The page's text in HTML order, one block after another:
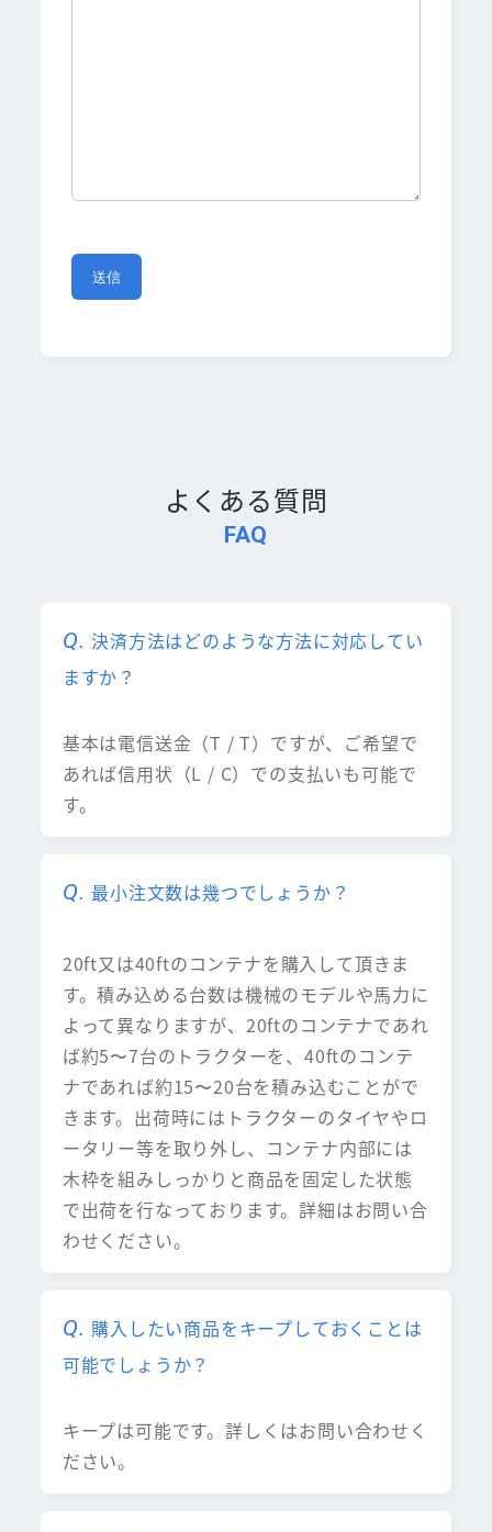
FAQ
よくある質問
決済方法はどのような方法に対応してい
ますか？
基本は電信送金（T / T）ですが、ご希望で
あれば信用状（L / C）での支払いも可能で
す。
最小注文数は幾つでしょうか？
20ft又は40ftのコンテナを購入して頂きま
す。積み込める台数は機械のモデルや馬力に
よって異なりますが、20ftのコンテナであれ
ば約5〜7台のトラクターを、40ftのコンテ
ナであれば約15〜20台を積み込むことがで
きます。出荷時にはトラクターのタイヤやロ
ータリー等を取り外し、コンテナ内部には
木枠を組みしっかりと商品を固定した状態
で出荷を行なっております。詳細はお問い合
わせください。
購入したい商品をキープしておくことは
可能でしょうか？
キープは可能です。詳しくはお問い合わせく
ださい。